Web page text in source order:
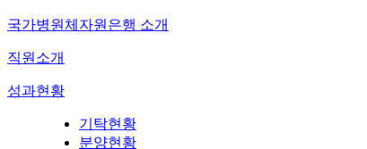
국가병원체자원은행 소개
직원소개
성과현황
기탁현황
분양현황